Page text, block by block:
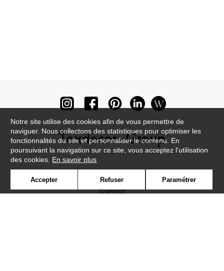
Contact
Notre site utilise des cookies afin de vous permettre de
naviguer. Nous collectons des statistiques pour optimiser les
fonctionnalités du site et personnaliser le contenu. En
poursuivant la navigation sur ce site, vous acceptez l'utilisation
des cookies. En savoir plus
Accepter Refuser Paramétrer